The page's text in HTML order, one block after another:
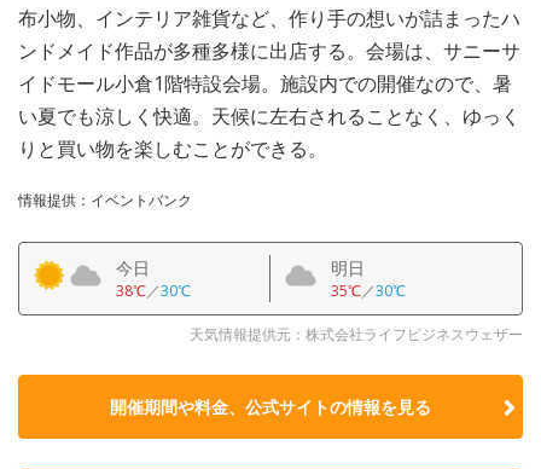
布小物、インテリア雑貨など、作り手の想いが詰まったハ
ンドメイド作品が多種多様に出店する。会場は、サニーサ
イドモール小倉1階特設会場。施設内での開催なので、暑
い夏でも涼しく快適。天候に左右されることなく、ゆっく
りと買い物を楽しむことができる。
情報提供：イベントバンク
今日
38℃／30℃
明日
35℃／30℃
天気情報提供元：株式会社ライフビジネスウェザー
開催期間や料金、公式サイトの情報を見る